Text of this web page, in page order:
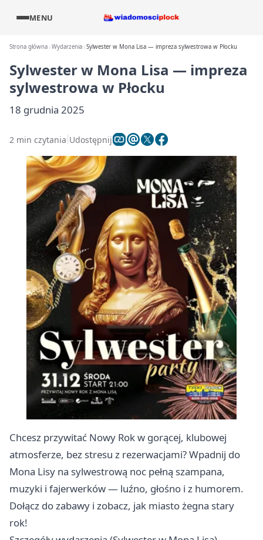
MENU
Strona główna Wydarzenia Sylwester w Mona Lisa — impreza sylwestrowa w Płocku
Sylwester w Mona Lisa — impreza
sylwestrowa w Płocku
18 grudnia 2025
2 min czytania Udostępnij
Chcesz przywitać Nowy Rok w gorącej, klubowej
atmosferze, bez stresu z rezerwacjami? Wpadnij do
Mona Lisy na sylwestrową noc pełną szampana,
muzyki i fajerwerków — luźno, głośno i z humorem.
Dołącz do zabawy i zobacz, jak miasto żegna stary
rok!